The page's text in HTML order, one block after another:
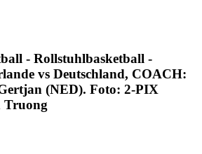
- Rollstuhlbasketball -
vs Deutschland, COACH:
(NED). Foto: 2-PIX
Truong